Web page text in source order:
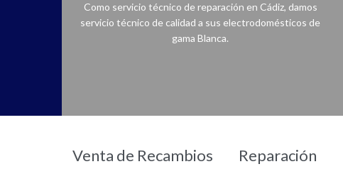
Como servicio técnico de reparación en Cádiz, damos
servicio técnico de calidad a sus electrodomésticos de
gama Blanca.
Venta de Recambios Reparación